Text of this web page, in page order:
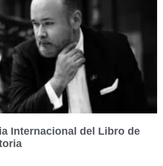
Internacional del Libro de